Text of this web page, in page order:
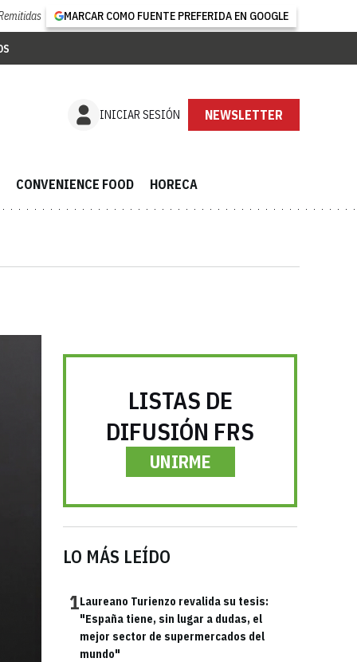
MARCAR COMO FUENTE PREFERIDA EN GOOGLE
INICIAR SESIÓN SUSCRÍBETE
CONVENIENCE FOOD HORECA
LISTAS DE
DIFUSIÓN FRS
UNIRME
LO MÁS LEÍDO
1Laureano Turienzo revalida su tesis:
"España tiene, sin lugar a dudas, el
mejor sector de supermercados del
mundo"